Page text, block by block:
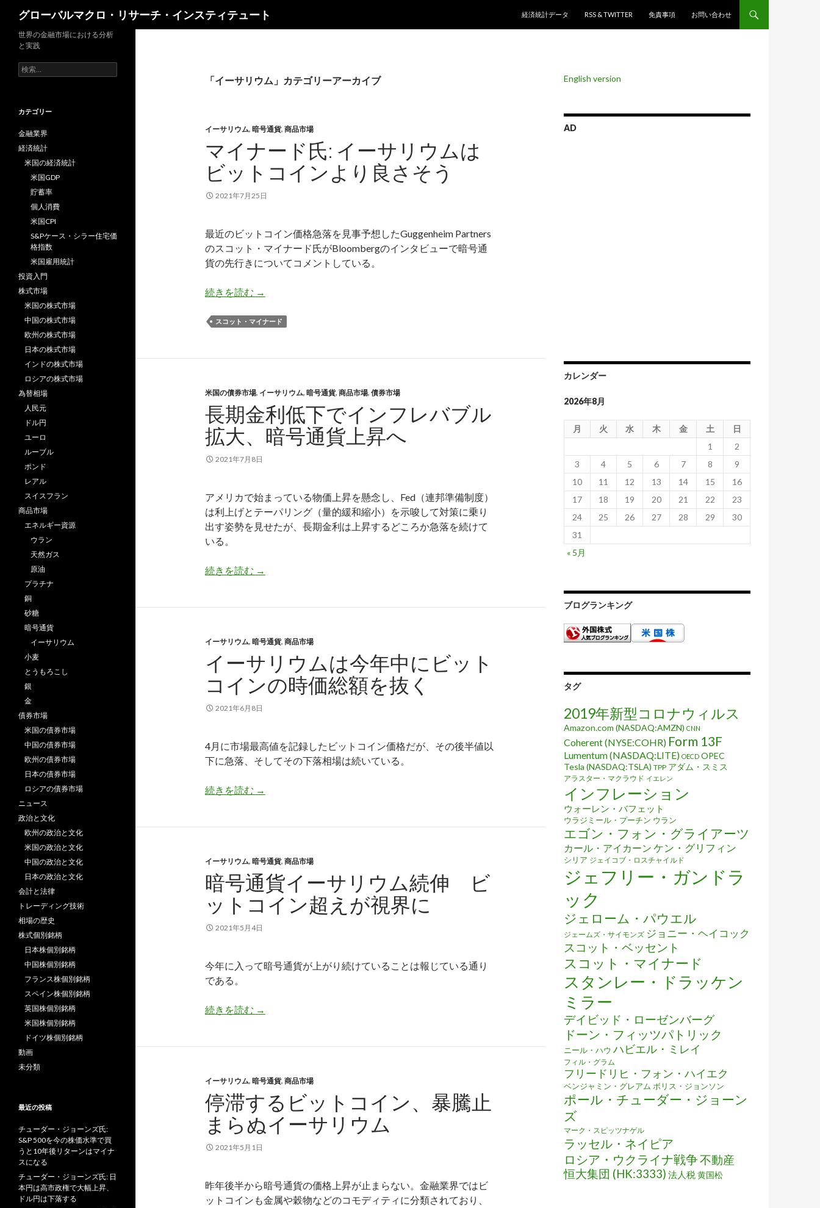
グローバルマクロ・リサーチ・インスティテュート
経済統計データ
RSS & TWITTER 免責事項 お問い合わせ
「イーサリウム」カテゴリーアーカイブ
イーサリウム, 暗号通貨, 商品市場
マイナード氏: イーサリウムは
ビットコインより良さそう
2021年7月25日
最近のビットコイン価格急落を見事予想したGuggenheim Partners
のスコット・マイナード氏がBloombergのインタビューで暗号通
貨の先行きについてコメントしている。
続きを読む マイナード氏: イーサリウムはビットコインより良さそう
→
スコット・マイナード
米国の債券市場, イーサリウム, 暗号通貨, 商品市場, 債券市場
長期金利低下でインフレバブル
拡大、暗号通貨上昇へ
2021年7月8日
アメリカで始まっている物価上昇を懸念し、Fed（連邦準備制度）
は利上げとテーパリング（量的緩和縮小）を示唆して対策に乗り
出す姿勢を見せたが、長期金利は上昇するどころか急落を続けて
いる。
続きを読む 長期金利低下でインフレバブル拡大、暗号通貨上昇へ
→
イーサリウム, 暗号通貨, 商品市場
イーサリウムは今年中にビット
コインの時価総額を抜く
2021年6月8日
4月に市場最高値を記録したビットコイン価格だが、その後半値以
下に急落、そしてその下落相場は続いている。
続きを読む イーサリウムは今年中にビットコインの時価総額を抜く
→
イーサリウム, 暗号通貨, 商品市場
暗号通貨イーサリウム続伸 ビ
ットコイン超えが視界に
2021年5月4日
今年に入って暗号通貨が上がり続けていることは報じている通り
である。
続きを読む 暗号通貨イーサリウム続伸 ビットコイン超えが視界に
→
イーサリウム, 暗号通貨, 商品市場
停滞するビットコイン、暴騰止
まらぬイーサリウム
2021年5月1日
昨年後半から暗号通貨の価格上昇が止まらない。金融業界ではビ
ットコインも金属や穀物などのコモディティに分類されており、
English version
AD
カレンダー
2026年8月
月 火 水 木 金 土
日
1
2
3
4 5 6 7 8
9
10
11 12 13 14 15
16
17
18 19 20 21 22
23
24
25 26 27 28 29
30
31
« 5月
ブログランキング
タグ
2019年新型コロナウィルス
Amazon.com (NASDAQ:AMZN) CNN
Coherent (NYSE:COHR) Form 13F
Lumentum (NASDAQ:LITE) OECD OPEC
Tesla (NASDAQ:TSLA) TPP アダム・スミス
アラスター・マクラウド イエレン
インフレーション
ウォーレン・バフェット
ウラジミール・プーチン ウラン
エゴン・フォン・グライアーツ
カール・アイカーン ケン・グリフィン
シリア ジェイコブ・ロスチャイルド
ジェフリー・ガンドラ
ック
ジェローム・パウエル
ジェームズ・サイモンズ ジョニー・ヘイコック
スコット・ベッセント
スコット・マイナード
スタンレー・ドラッケン
ミラー
デイビッド・ローゼンバーグ
ドーン・フィッツパトリック
ニール・ハウ ハビエル・ミレイ
フィル・グラム
フリードリヒ・フォン・ハイエク
ベンジャミン・グレアム ボリス・ジョンソン
ポール・チューダー・ジョーン
ズ
マーク・スピッツナゲル
ラッセル・ネイピア
ロシア・ウクライナ戦争不動産
恒大集団 (HK:3333) 法人税黄国松
世界の金融市場における分析
と実践
検
索:
カテゴリー
金融業界
経済統計
米国の経済統計
米国GDP
貯蓄率
個人消費
米国CPI
S&Pケース・シラー住宅価
格指数
米国雇用統計
投資入門
株式市場
米国の株式市場
中国の株式市場
欧州の株式市場
日本の株式市場
インドの株式市場
ロシアの株式市場
為替相場
人民元
ドル円
ユーロ
ルーブル
ポンド
レアル
スイスフラン
商品市場
エネルギー資源
ウラン
天然ガス
原油
プラチナ
銅
砂糖
暗号通貨
イーサリウム
小麦
とうもろこし
銀
金
債券市場
米国の債券市場
中国の債券市場
欧州の債券市場
日本の債券市場
ロシアの債券市場
ニュース
政治と文化
欧州の政治と文化
米国の政治と文化
中国の政治と文化
日本の政治と文化
会計と法律
トレーディング技術
相場の歴史
株式個別銘柄
日本株個別銘柄
中国株個別銘柄
フランス株個別銘柄
スペイン株個別銘柄
英国株個別銘柄
米国株個別銘柄
ドイツ株個別銘柄
動画
未分類
最近の投稿
チューダー・ジョーンズ氏:
S&P 500を今の株価水準で買
うと10年後リターンはマイナ
スになる
チューダー・ジョーンズ氏: 日
本円は高市政権で大幅上昇、
ドル円は下落する